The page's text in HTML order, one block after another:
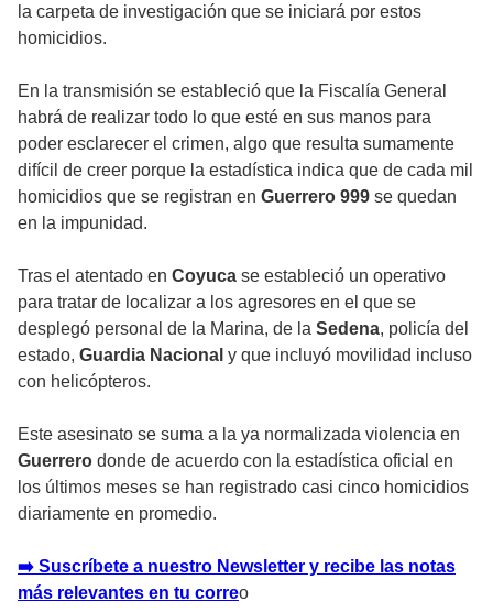
la carpeta de investigación que se iniciará por estos
homicidios.
En la transmisión se estableció que la Fiscalía General
habrá de realizar todo lo que esté en sus manos para
poder esclarecer el crimen, algo que resulta sumamente
difícil de creer porque la estadística indica que de cada mil
homicidios que se registran en Guerrero 999 se quedan
en la impunidad.
Tras el atentado en Coyuca se estableció un operativo
para tratar de localizar a los agresores en el que se
desplegó personal de la Marina, de la Sedena, policía del
estado, Guardia Nacional y que incluyó movilidad incluso
con helicópteros.
Este asesinato se suma a la ya normalizada violencia en
Guerrero donde de acuerdo con la estadística oficial en
los últimos meses se han registrado casi cinco homicidios
diariamente en promedio.
➡️ Suscríbete a nuestro Newsletter y recibe las notas
más relevantes en tu correo